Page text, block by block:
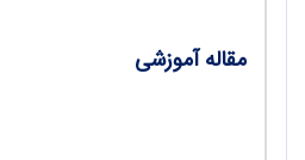
مقاله آموزشی